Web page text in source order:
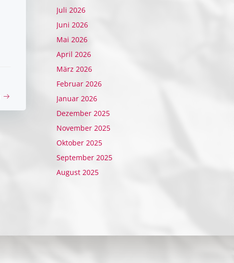
Juli 2026
Juni 2026
Mai 2026
April 2026
März 2026
Februar 2026
Januar 2026
Dezember 2025
November 2025
Oktober 2025
September 2025
August 2025